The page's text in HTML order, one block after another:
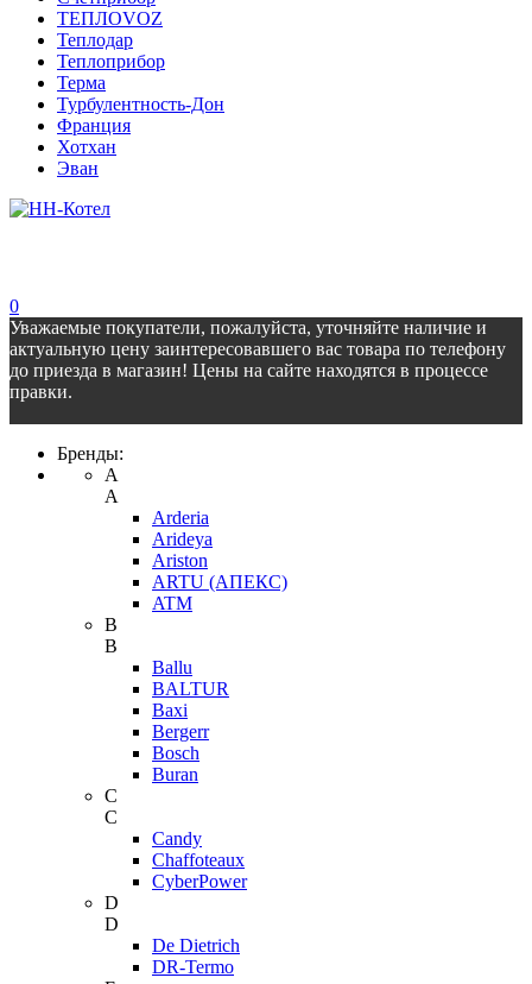
ТЕПЛОVOZ
Теплодар
Теплоприбор
Терма
Турбулентность-Дон
Франция
Хотхан
Эван
0
Уважаемые покупатели, пожалуйста, уточняйте наличие и
актуальную цену заинтересовавшего вас товара по телефону
до приезда в магазин! Цены на сайте находятся в процессе
правки.
Бренды:
A
A
Arderia
Arideya
Ariston
ARTU (АПЕКС)
ATM
B
B
Ballu
BALTUR
Baxi
Bergerr
Bosch
Buran
C
C
Candy
Chaffoteaux
CyberPower
D
D
De Dietrich
DR-Termo